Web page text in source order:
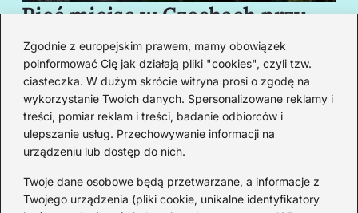
Zgodnie z europejskim prawem, mamy obowiązek
poinformować Cię jak działają pliki "cookies", czyli tzw.
ciasteczka. W dużym skrócie witryna prosi o zgodę na
wykorzystanie Twoich danych. Spersonalizowane reklamy i
treści, pomiar reklam i treści, badanie odbiorców i
ulepszanie usług. Przechowywanie informacji na
urządzeniu lub dostęp do nich.
Twoje dane osobowe będą przetwarzane, a informacje z
Twojego urządzenia (pliki cookie, unikalne identyfikatory
Pięć miejsc w Czechach przy
granicy, które cię oczarują
swoim urokiem
Redakcja
Od lat podróżuję, by poznawać świat z bliska – nie tylko
przez pryzmat zabytków, ale przede wszystkim ludzi,
smaków i codzienności.